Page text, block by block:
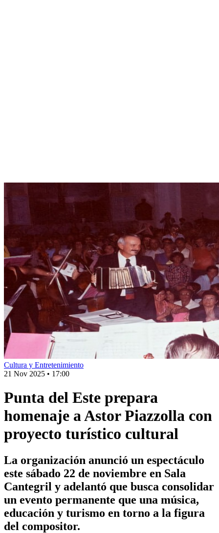
Cultura y Entretenimiento
21 Nov 2025 • 17:00
Punta del Este prepara
homenaje a Astor Piazzolla con
proyecto turístico cultural
La organización anunció un espectáculo
este sábado 22 de noviembre en Sala
Cantegril y adelantó que busca consolidar
un evento permanente que una música,
educación y turismo en torno a la figura
del compositor.